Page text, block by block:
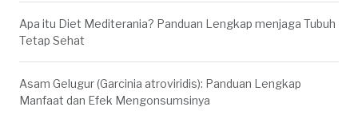
Apa itu Diet Mediterania? Panduan Lengkap menjaga Tubuh
Tetap Sehat
Asam Gelugur (Garcinia atroviridis): Panduan Lengkap
Manfaat dan Efek Mengonsumsinya